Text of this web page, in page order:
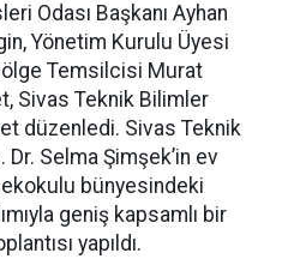
Odası Başkanı Ayhan
Yönetim Kurulu Üyesi
Temsilcisi Murat
Sivas Teknik Bilimler
düzenledi. Sivas Teknik
Selma Şimşek’in ev
bünyesindeki
geniş kapsamlı bir
yapıldı.